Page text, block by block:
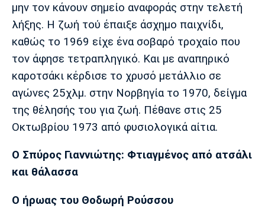
μην τον κάνουν σημείο αναφοράς στην τελετή
λήξης. Η ζωή τού έπαιξε άσχημο παιχνίδι,
καθώς το 1969 είχε ένα σοβαρό τροχαίο που
τον άφησε τετραπληγικό. Και με αναπηρικό
καροτσάκι κέρδισε το χρυσό μετάλλιο σε
αγώνες 25χλμ. στην Νορβηγία το 1970, δείγμα
της θέλησής του για ζωή. Πέθανε στις 25
Οκτωβρίου 1973 από φυσιολογικά αίτια.
Ο Σπύρος Γιαννιώτης: Φτιαγμένος από ατσάλι
και θάλασσα
Ο ήρωας του Θοδωρή Ρούσσου